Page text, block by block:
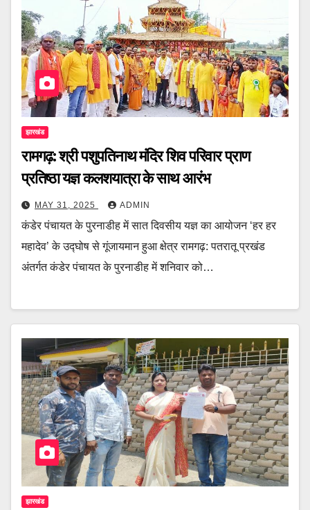
झारखंड
रामगढ़: श्री पशुपतिनाथ मंदिर शिव परिवार प्राण
प्रतिष्ठा यज्ञ कलशयात्रा के साथ आरंभ
MAY 31, 2025 ADMIN
कंडेर पंचायत के पुरनाडीह में सात दिवसीय यज्ञ का आयोजन ‘हर हर
महादेव’ के उद्घोष से गूंजायमान हुआ क्षेत्र रामगढ़: पतरातू प्रखंड
अंतर्गत कंडेर पंचायत के पुरनाडीह में शनिवार को…
झारखंड